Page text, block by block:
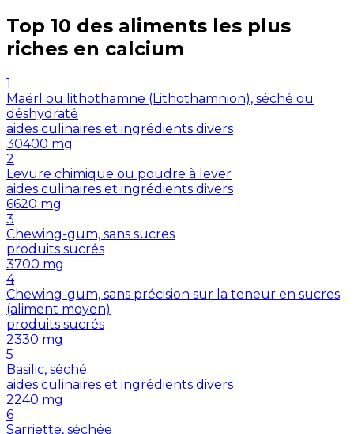
Top 10 des aliments les plus
riches en calcium
1
Maërl ou lithothamne (Lithothamnion), séché ou
déshydraté
aides culinaires et ingrédients divers
30400 mg
2
Levure chimique ou poudre à lever
aides culinaires et ingrédients divers
6620 mg
3
Chewing-gum, sans sucres
produits sucrés
3700 mg
4
Chewing-gum, sans précision sur la teneur en sucres
(aliment moyen)
produits sucrés
2330 mg
5
Basilic, séché
aides culinaires et ingrédients divers
2240 mg
6
Sarriette, séchée